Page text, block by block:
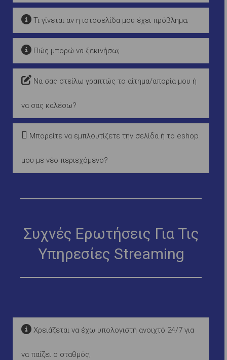
Τι γίνεται αν η ιστοσελίδα μου έχει πρόβλημα;
Πώς μπορώ να ξεκινήσω;
Να σας στείλω γραπτώς το αίτημα/απορία μου ή
να σας καλέσω?
Μπορείτε να εμπλουτίζετε την σελίδα ή το eshop
μου με νέο περιεχόμενο?
Συχνές Ερωτήσεις Για Τις
Υπηρεσίες Streaming
Χρειάζεται να έχω υπολογιστή ανοιχτό 24/7 για
να παίζει ο σταθμός;